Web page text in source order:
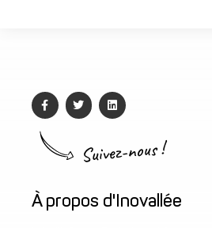
Suivez-nous !
À propos d'Inovallée